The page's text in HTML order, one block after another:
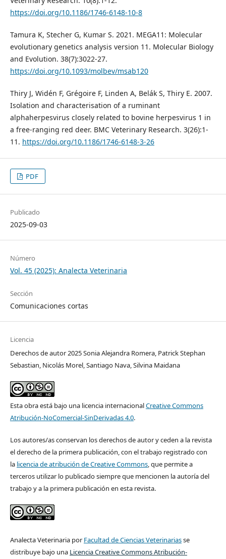
https://doi.org/10.1186/1746-6148-10-8
Tamura K, Stecher G, Kumar S. 2021. MEGA11: Molecular
evolutionary genetics analysis version 11. Molecular Biology
and Evolution. 38(7):3022-27.
https://doi.org/10.1093/molbev/msab120
Thiry J, Widén F, Grégoire F, Linden A, Belák S, Thiry E. 2007.
Isolation and characterisation of a ruminant
alphaherpesvirus closely related to bovine herpesvirus 1 in
a free-ranging red deer. BMC Veterinary Research. 3(26):1-
11. https://doi.org/10.1186/1746-6148-3-26
PDF
Publicado
2025-09-03
Número
Vol. 45 (2025): Analecta Veterinaria
Sección
Comunicaciones cortas
Licencia
Derechos de autor 2025 Sonia Alejandra Romera, Patrick Stephan
Sebastian, Nicolás Morel, Santiago Nava, Silvina Maidana
Esta obra está bajo una licencia internacionalCreative Commons
Atribución-NoComercial-SinDerivadas 4.0.
Los autores/as conservan los derechos de autor y ceden a la revista
el derecho de la primera publicación, con el trabajo registrado con
la licencia de atribución de Creative Commons, que permite a
terceros utilizar lo publicado siempre que mencionen la autoría del
trabajo y a la primera publicación en esta revista.
Analecta Veterinaria porFacultad de Ciencias Veterinariasse
distribuye bajo una Licencia Creative Commons Atribución-